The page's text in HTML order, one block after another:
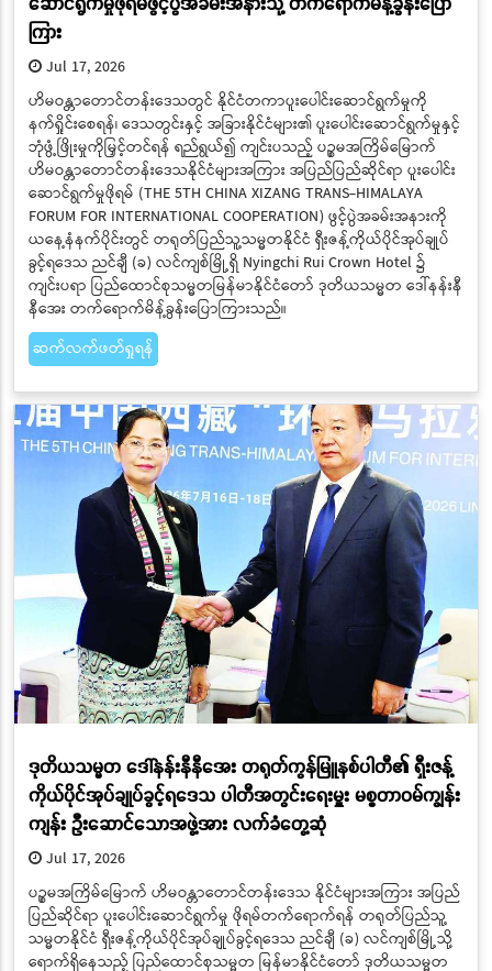
ကြား
Jul 17, 2026
ဟိမဝန္တာတောင်တန်းဒေသတွင် နိုင်ငံတကာပူးပေါင်းဆောင်ရွက်မှုကို
နက်ရှိုင်းစေရန်၊ ဒေသတွင်းနှင့် အခြားနိုင်ငံများ၏ ပူးပေါင်းဆောင်ရွက်မှုနှင့်
ဘုံဖွံ့ဖြိုးမှုကိုမြှင့်တင်ရန် ရည်ရွယ်၍ ကျင်းပသည့် ပဉ္စမအကြိမ်မြောက်
ဟိမဝန္တာတောင်တန်းဒေသနိုင်ငံများအကြား အပြည်ပြည်ဆိုင်ရာ ပူးပေါင်း
ဆောင်ရွက်မှုဖိုရမ် (THE 5TH CHINA XIZANG TRANS-HIMALAYA
FORUM FOR INTERNATIONAL COOPERATION) ဖွင့်ပွဲအခမ်းအနားကို
ယနေ့နံနက်ပိုင်းတွင် တရုတ်ပြည်သူ့သမ္မတနိုင်ငံ ရှီးဇန့်ကိုယ်ပိုင်အုပ်ချုပ်
ခွင့်ရဒေသ ညင်ချီ (ခ) လင်ကျစ်မြို့ရှိ Nyingchi Rui Crown Hotel ၌
ကျင်းပရာ ပြည်ထောင်စုသမ္မတမြန်မာနိုင်ငံတော် ဒုတိယသမ္မတ ဒေါ်နန်းနီ
နီအေး တက်ရောက်မိန့်ခွန်းပြောကြားသည်။
ဆက်လက်ဖတ်ရှုရန်
ဒုတိယသမ္မတ ဒေါ်နန်းနီနီအေး တရုတ်ကွန်မြူနစ်ပါတီ၏ ရှီးဇန့်
ကိုယ်ပိုင်အုပ်ချုပ်ခွင့်ရဒေသ ပါတီအတွင်းရေးမှူး မစ္စတာဝမ်ကျွန်း
ကျန်း ဦးဆောင်သောအဖွဲ့အား လက်ခံတွေ့ဆုံ
Jul 17, 2026
ပဉ္စမအကြိမ်မြောက် ဟိမဝန္တာတောင်တန်းဒေသ နိုင်ငံများအကြား အပြည်
ပြည်ဆိုင်ရာ ပူးပေါင်းဆောင်ရွက်မှု ဖိုရမ်တက်ရောက်ရန် တရုတ်ပြည်သူ့
သမ္မတနိုင်ငံ ရှီးဇန့်ကိုယ်ပိုင်အုပ်ချုပ်ခွင့်ရဒေသ ညင်ချီ (ခ) လင်ကျစ်မြို့သို့
ရောက်ရှိနေသည့် ပြည်ထောင်စုသမ္မတ မြန်မာနိုင်ငံတော် ဒုတိယသမ္မတ